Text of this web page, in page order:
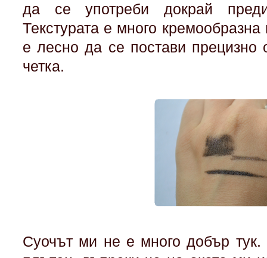
да се употреби докрай
Текстурата е много
е лесно да се постави прецизно
четка.
Суочът ми не е много добър